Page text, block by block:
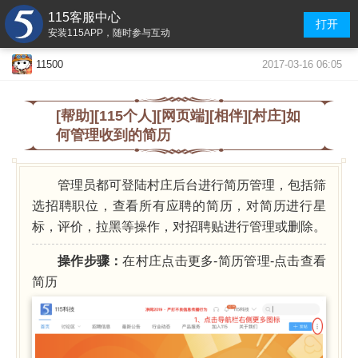
115客服中心
安装115APP，随时参与互动
打开
11500 2017-03-16 06:05
[帮助][115个人][网页端][相伴][村庄]如
何管理收到的简历
. . .
.
管理员都可登陆村庄后台进行简历管理，包括筛
选招聘职位，查看所有应聘的简历，对简历进行星
标，评价，拉黑等操作，对招聘贴进行管理或删除。
操作步骤：在村庄点击更多-简历管理-点击查看
简历